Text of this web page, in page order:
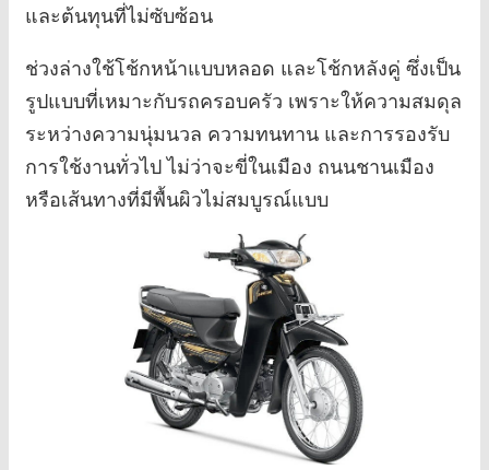
และต้นทุนที่ไม่ซับซ้อน
ช่วงล่างใช้โช้กหน้าแบบหลอด และโช้กหลังคู่ ซึ่งเป็น
รูปแบบที่เหมาะกับรถครอบครัว เพราะให้ความสมดุล
ระหว่างความนุ่มนวล ความทนทาน และการรองรับ
การใช้งานทั่วไป ไม่ว่าจะขี่ในเมือง ถนนชานเมือง
หรือเส้นทางที่มีพื้นผิวไม่สมบูรณ์แบบ